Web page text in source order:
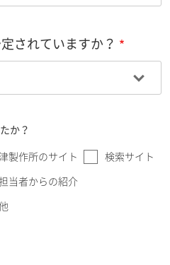
されていますか？
か？
製作所のサイト 検索サイト
当者からの紹介